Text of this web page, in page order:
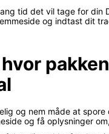
tid det vil tage for din
og indtast dit
og nem måde at
og få oplysninger